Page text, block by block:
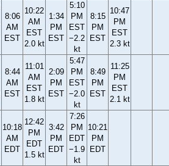
8:06
AM
EST
10:22
AM
EST
2.0 kt
1:34
PM
EST
5:10
PM
EST
−2.2
kt
8:15
PM
EST
10:47
PM
EST
2.3 kt
8:44
AM
EST
11:01
AM
EST
1.8 kt
2:09
PM
EST
5:47
PM
EST
−2.0
kt
8:49
PM
EST
11:25
PM
EST
2.1 kt
10:18
AM
EDT
12:42
PM
EDT
1.5 kt
3:42
PM
EDT
7:26
PM
EDT
−1.9
kt
10:21
PM
EDT